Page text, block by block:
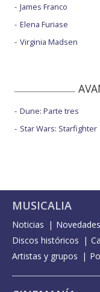
James Franco
Elena Furiase
Virginia Madsen
Dune: Parte tres
Star Wars: Starfighter
MUSICALIA
Noticias Novedades
Discos históricos
Artistas y grupos